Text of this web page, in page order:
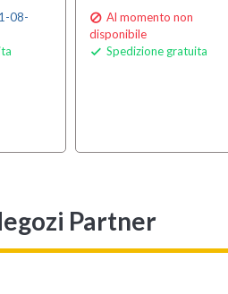
08-
 Al momento non
disponibile
 Spedizione gratuita
Partner